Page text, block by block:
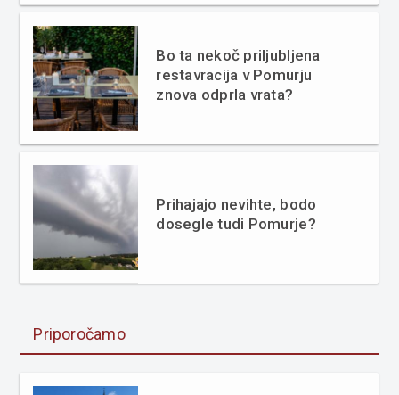
Bo ta nekoč priljubljena
restavracija v Pomurju
znova odprla vrata?
Prihajajo nevihte, bodo
dosegle tudi Pomurje?
Priporočamo